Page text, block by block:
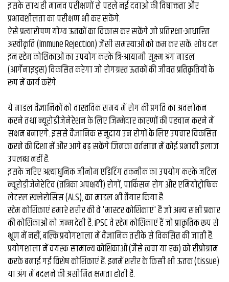
मौसम
देश
इसके साथ ही मानव परीक्षणों से पहले नई दवाओं की विषाक्तता और
प्रभावशीलता का परीक्षण भी कर सकेंगे.
ऐसे प्रत्यारोपण योग्य ऊतकों का विकास कर सकेंगे जो प्रतिरक्षा-आधारित
अस्वीकृति (Immune Rejection) जैसी समस्याओं को कम कर सकें. शोध दल
इन स्टेम कोशिकाओं का उपयोग करके त्रि-आयामी सूक्ष्म अंग माडल
(आर्गेनाइड्स) विकसित करेगा जो रोगग्रस्त ऊतकों की जीवंत प्रतिकृतियों के
रूप में कार्य करेंगे.
ये माडल वैज्ञानिकों को वास्तविक समय में रोग की प्रगति का अवलोकन
करने तथा न्यूरोडीजेनेरेशन के लिए जिम्मेदार कारणों की पहचान करने में
सक्षम बनाएंगे. इससे वैज्ञानिक समुदाय उन रोगों के लिए उपचार विकसित
करने की दिशा में और आगे बढ़ सकेंगे जिनका वर्तमान में कोई प्रभावी इलाज
उपलब्ध नहीं है.
इसके जरिए अत्याधुनिक जीनोम एडिटिंग तकनीक का उपयोग करके जटिल
न्यूरोडीजेनेरेटिव (तंत्रिका अपक्षयी) रोगों, पार्किंसन रोग और एमियोट्रोफिक
लेटरल स्क्लेरोसिस (ALS), का माडल भी तैयार किया है.
स्टेम कोशिकाएं हमारे शरीर की वे 'मास्टर कोशिकाएं' हैं जो अन्य सभी प्रकार
की कोशिकाओं को जन्म देती है. iPSC वे स्टेम कोशिकाएं हैं जो प्राकृतिक रूप से
भ्रूण में नहीं, बल्कि प्रयोगशाला में वैज्ञानिक तरीके से विकसित की जाती हैं.
प्रयोगशाला में वयस्क सामान्य कोशिकाओं (जैसे त्वचा या रक्त) को रीप्रोग्राम
करके बनाई गई विशेष कोशिकाएं हैं. इनमें शरीर के किसी भी ऊतक (tissue)
या अंग में बदलने की असीमित क्षमता होती है.